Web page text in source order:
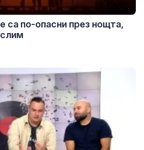
са по-опасни през нощта,